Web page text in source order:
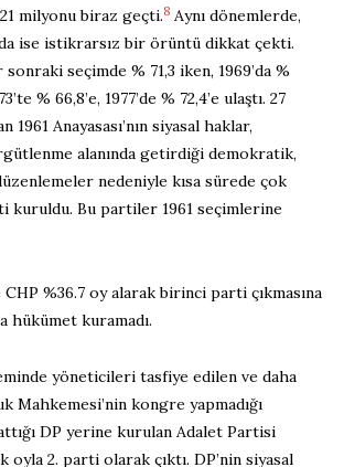
21 milyonu biraz geçti.8 Aynı dönemlerde,
ise istikrarsız bir örüntü dikkat çekti.
sonraki seçimde % 71,3 iken, 1969’da %
% 66,8’e, 1977’de % 72,4’e ulaştı. 27
1961 Anayasası’nın siyasal haklar,
alanında getirdiği demokratik,
nedeniyle kısa sürede çok
kuruldu. Bu partiler 1961 seçimlerine
%36.7 oy alarak birinci parti çıkmasına
hükümet kuramadı.
yöneticileri tasfiye edilen ve daha
Mahkemesi’nin kongre yapmadığı
DP yerine kurulan Adalet Partisi
oyla 2. parti olarak çıktı. DP’nin siyasal